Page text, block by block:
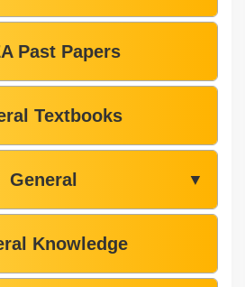
Past Papers
Textbooks
General ▼
Knowledge